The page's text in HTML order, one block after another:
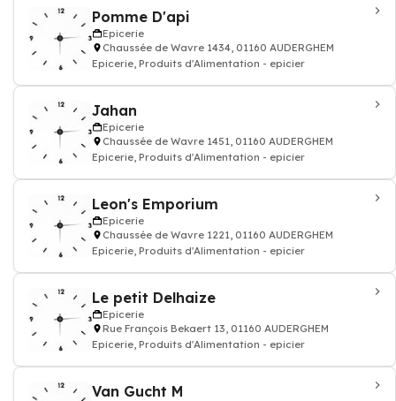
Pomme D'api
Epicerie
Chaussée de Wavre 1434, 01160 AUDERGHEM
Epicerie, Produits d'Alimentation - epicier
Jahan
Epicerie
Chaussée de Wavre 1451, 01160 AUDERGHEM
Epicerie, Produits d'Alimentation - epicier
Leon's Emporium
Epicerie
Chaussée de Wavre 1221, 01160 AUDERGHEM
Epicerie, Produits d'Alimentation - epicier
Le petit Delhaize
Epicerie
Rue François Bekaert 13, 01160 AUDERGHEM
Epicerie, Produits d'Alimentation - epicier
Van Gucht M